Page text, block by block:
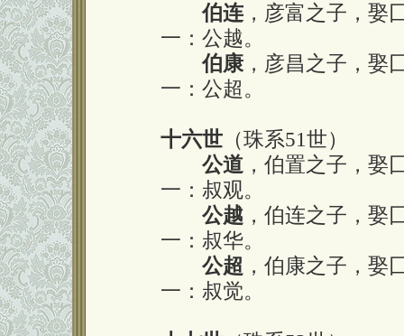
伯连 ，彦富之子，娶
一：公越。
伯康 ，彦昌之子，娶
一：公超。
十六世 （珠系51世）
公道 ，伯置之子，娶
一：叔观。
公越 ，伯连之子，娶
一：叔华。
公超 ，伯康之子，娶
一：叔觉。